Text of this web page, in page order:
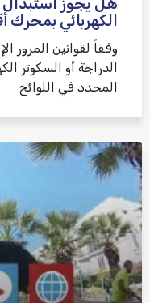
الكهربائي بمحرك
وفقاً لقوانين المرور
الدراجة أو السكوتر
المحدد في اللوائح